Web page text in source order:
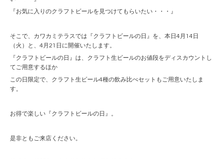
『お気に入りのクラフトビールを見つけてもらいたい・・・』
そこで、カワカミテラスでは『クラフトビールの日』を、本日4月14日
（火）と、4月21日に開催いたします。
『クラフトビールの日』は、クラフト生ビールのお値段をディスカウントし
てご用意するほか
この日限定で、クラフト生ビール4種の飲み比べセットもご用意いたしま
す。
お得で楽しい『クラフトビールの日』。
是非ともご来店ください。